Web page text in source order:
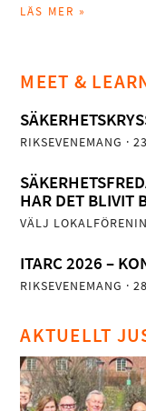
LÄS MER »
MEET &
RIKSEVENEMANG ·
HAR DET BLIVIT
VÄLJ
ITARC 2026 –
RIKSEVENEMANG ·
AKTUELLT